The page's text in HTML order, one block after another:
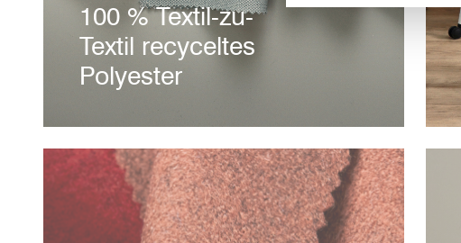
100 % Textil-zu-
Textil recyceltes
Polyester
Camiras allererster recycelter
Polyester aus
Endverbraucherabfällen hat sich
weiterentwickelt und wurde
überarbeitet – er besteht nun zu